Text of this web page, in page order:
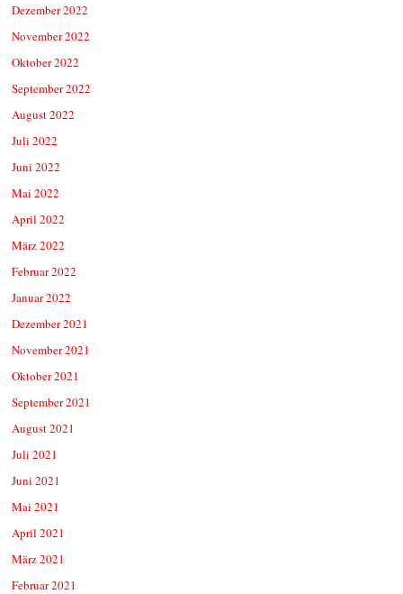
Dezember 2022
November 2022
Oktober 2022
September 2022
August 2022
Juli 2022
Juni 2022
Mai 2022
April 2022
März 2022
Februar 2022
Januar 2022
Dezember 2021
November 2021
Oktober 2021
September 2021
August 2021
Juli 2021
Juni 2021
Mai 2021
April 2021
März 2021
Februar 2021